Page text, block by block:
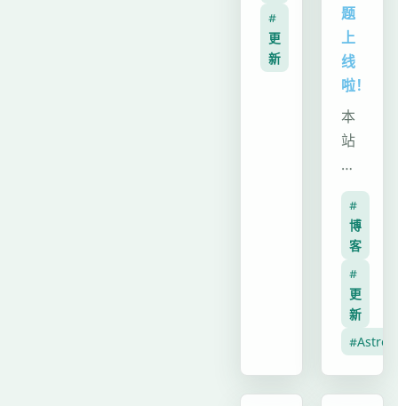
次
更
新
成
无
#
更
新
题
上
线
啦！
本
站
博
客
正
式
完
成
框
架
迭
代，
#
博
客
#
更
新
#Astro